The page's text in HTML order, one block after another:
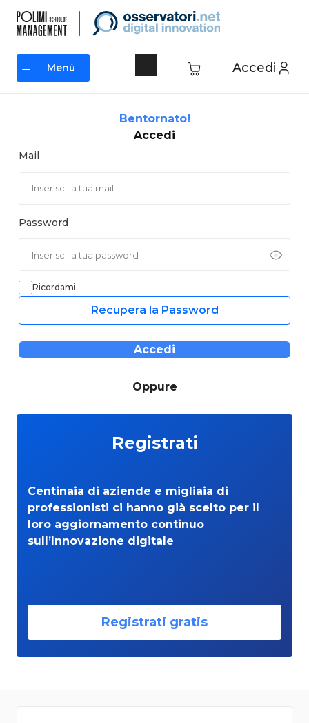
contenuto
Accedi
Menù
Bentornato!
Accedi
Mail
Password
Ricordami
Recupera la Password
Accedi
Oppure
Registrati
Centinaia di aziende e migliaia di
professionisti ci hanno già scelto per il
loro aggiornamento continuo
sull’Innovazione digitale
Registrati gratis